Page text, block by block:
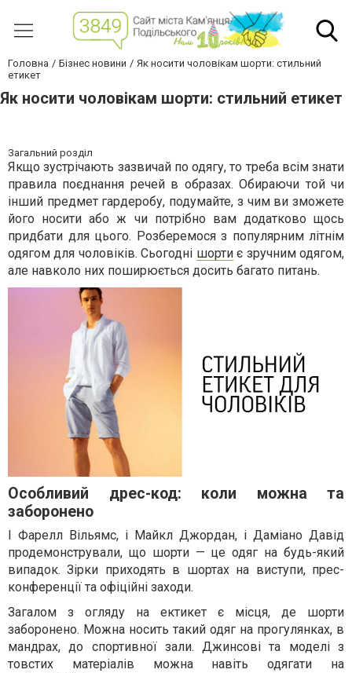
Головна Бізнес новини
Як носити чоловікам шорти: стильний
етикет
Як носити чоловікам шорти: стильний етикет
Загальний розділ
Якщо зустрічають зазвичай по одягу, то треба всім знати
правила поєднання речей в образах. Обираючи той чи
інший предмет гардеробу, подумайте, з чим ви зможете
його носити або ж чи потрібно вам додатково щось
придбати для цього. Розберемося з популярним літнім
одягом для чоловіків. Сьогодні шортиє зручним одягом,
але навколо них поширюється досить багато питань.
Особливий дрес-код: коли можна та
заборонено
І Фарелл Вільямс, і Майкл Джордан, і Даміано Давід
продемонстрували, що шорти — це одяг на будь-який
випадок. Зірки приходять в шортах на виступи, прес-
конференції та офіційні заходи.
Загалом з огляду на ектикет є місця, де шорти
заборонено. Можна носить такий одяг на прогулянках, в
мандрах, до спортивної зали. Джинсові та моделі з
товстих матеріалів можна навіть одягати на